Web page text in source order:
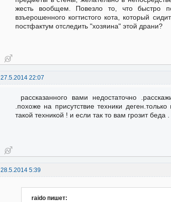
жесть вообщем. Повезло то, что
взъерошенного когтистого кота, который
постфактум отследить "хозяина" этой драни?
27.5.2014 22:07
рассказанного вами недостаточно
.похоже на присутствие техники
такой техникой ! и если так то вам грозит беда .
28.5.2014 5:39
raido пишет: